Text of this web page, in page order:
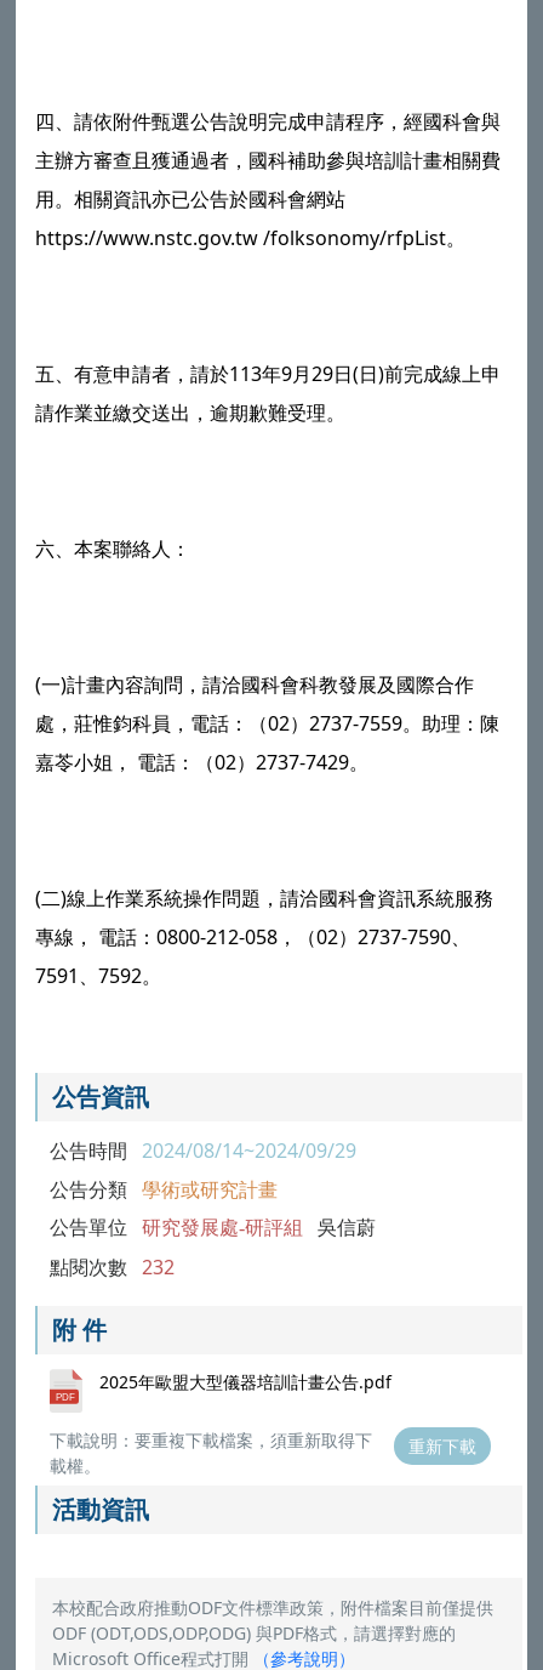
四、請依附件甄選公告說明完成申請程序，經國科會與
主辦方審查且獲通過者，國科補助參與培訓計畫相關費
用。相關資訊亦已公告於國科會網站
https://www.nstc.gov.tw /folksonomy/rfpList。
五、有意申請者，請於113年9月29日(日)前完成線上申
請作業並繳交送出，逾期歉難受理。
六、本案聯絡人：
(一)計畫內容詢問，請洽國科會科教發展及國際合作
處，莊惟鈞科員，電話：（02）2737-7559。助理：陳
嘉苓小姐， 電話：（02）2737-7429。
(二)線上作業系統操作問題，請洽國科會資訊系統服務
專線， 電話：0800-212-058，（02）2737-7590、
7591、7592。
公告資訊
公告時間 2024/08/14~2024/09/29
公告分類 學術或研究計畫
公告單位 研究發展處-研評組 吳信蔚
點閱次數 232
附 件
2025年歐盟大型儀器培訓計畫公告.pdf
下載說明：要重複下載檔案，須重新取得下
載權。
重新下載
活動資訊
本校配合政府推動ODF文件標準政策，附件檔案目前僅提供
ODF (ODT,ODS,ODP,ODG) 與PDF格式，請選擇對應的
Microsoft Office程式打開
（參考說明）